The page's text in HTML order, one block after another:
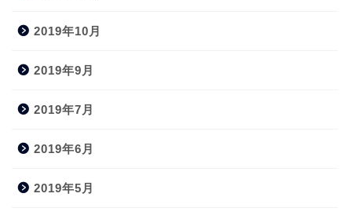
2019年10月
2019年9月
2019年7月
2019年6月
2019年5月